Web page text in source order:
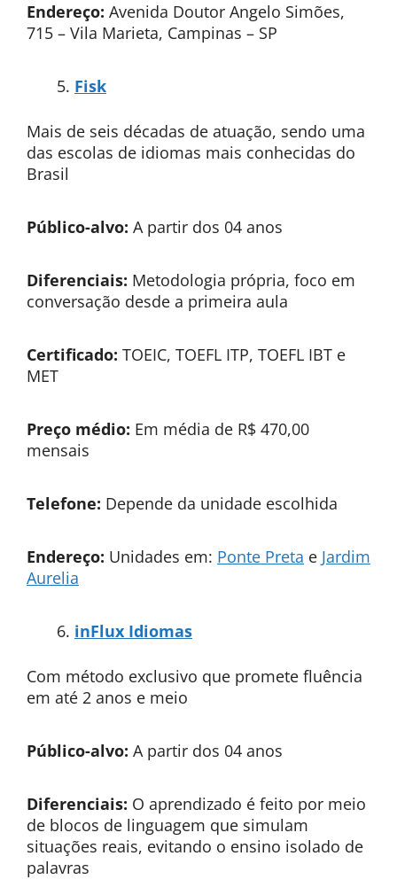
Endereço: Avenida Doutor Angelo Simões,
715 – Vila Marieta, Campinas – SP
Fisk
Mais de seis décadas de atuação, sendo uma
das escolas de idiomas mais conhecidas do
Brasil
Público-alvo: A partir dos 04 anos
Diferenciais: Metodologia própria, foco em
conversação desde a primeira aula
Certificado: TOEIC, TOEFL ITP, TOEFL IBT e
MET
Preço médio: Em média de R$ 470,00
mensais
Telefone: Depende da unidade escolhida
Endereço: Unidades em: Ponte Preta e Jardim
Aurelia
inFlux Idiomas
Com método exclusivo que promete fluência
em até 2 anos e meio
Público-alvo: A partir dos 04 anos
Diferenciais: O aprendizado é feito por meio
de blocos de linguagem que simulam
situações reais, evitando o ensino isolado de
palavras